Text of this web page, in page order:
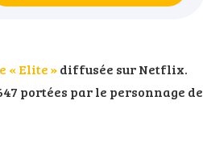
« Elite »diffusée sur Netflix.
portées par le personnage de